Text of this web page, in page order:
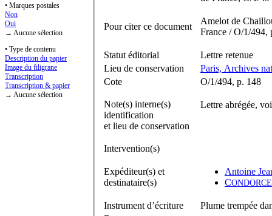
• Marques postales
Non
Oui
→ Aucune sélection
• Type de contenu
Description du papier
Image du filigrane
Transcription
Transcription & papier
→ Aucune sélection
Pour citer ce document
Amelot de
France / O/1/494,
Statut éditorial
Lettre retenue
Lieu de conservation
Paris, Archives
Cote
O/1/494, p. 148
Note(s) interne(s)
identification
et lieu de conservation
Lettre abrégée,
Intervention(s)
Expéditeur(s) et
destinataire(s)
Antoine
C
Instrument d’écriture
Plume trempée